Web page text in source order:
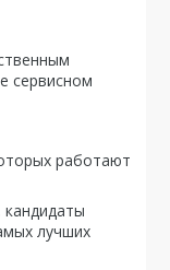
сервисном
работают
лучших